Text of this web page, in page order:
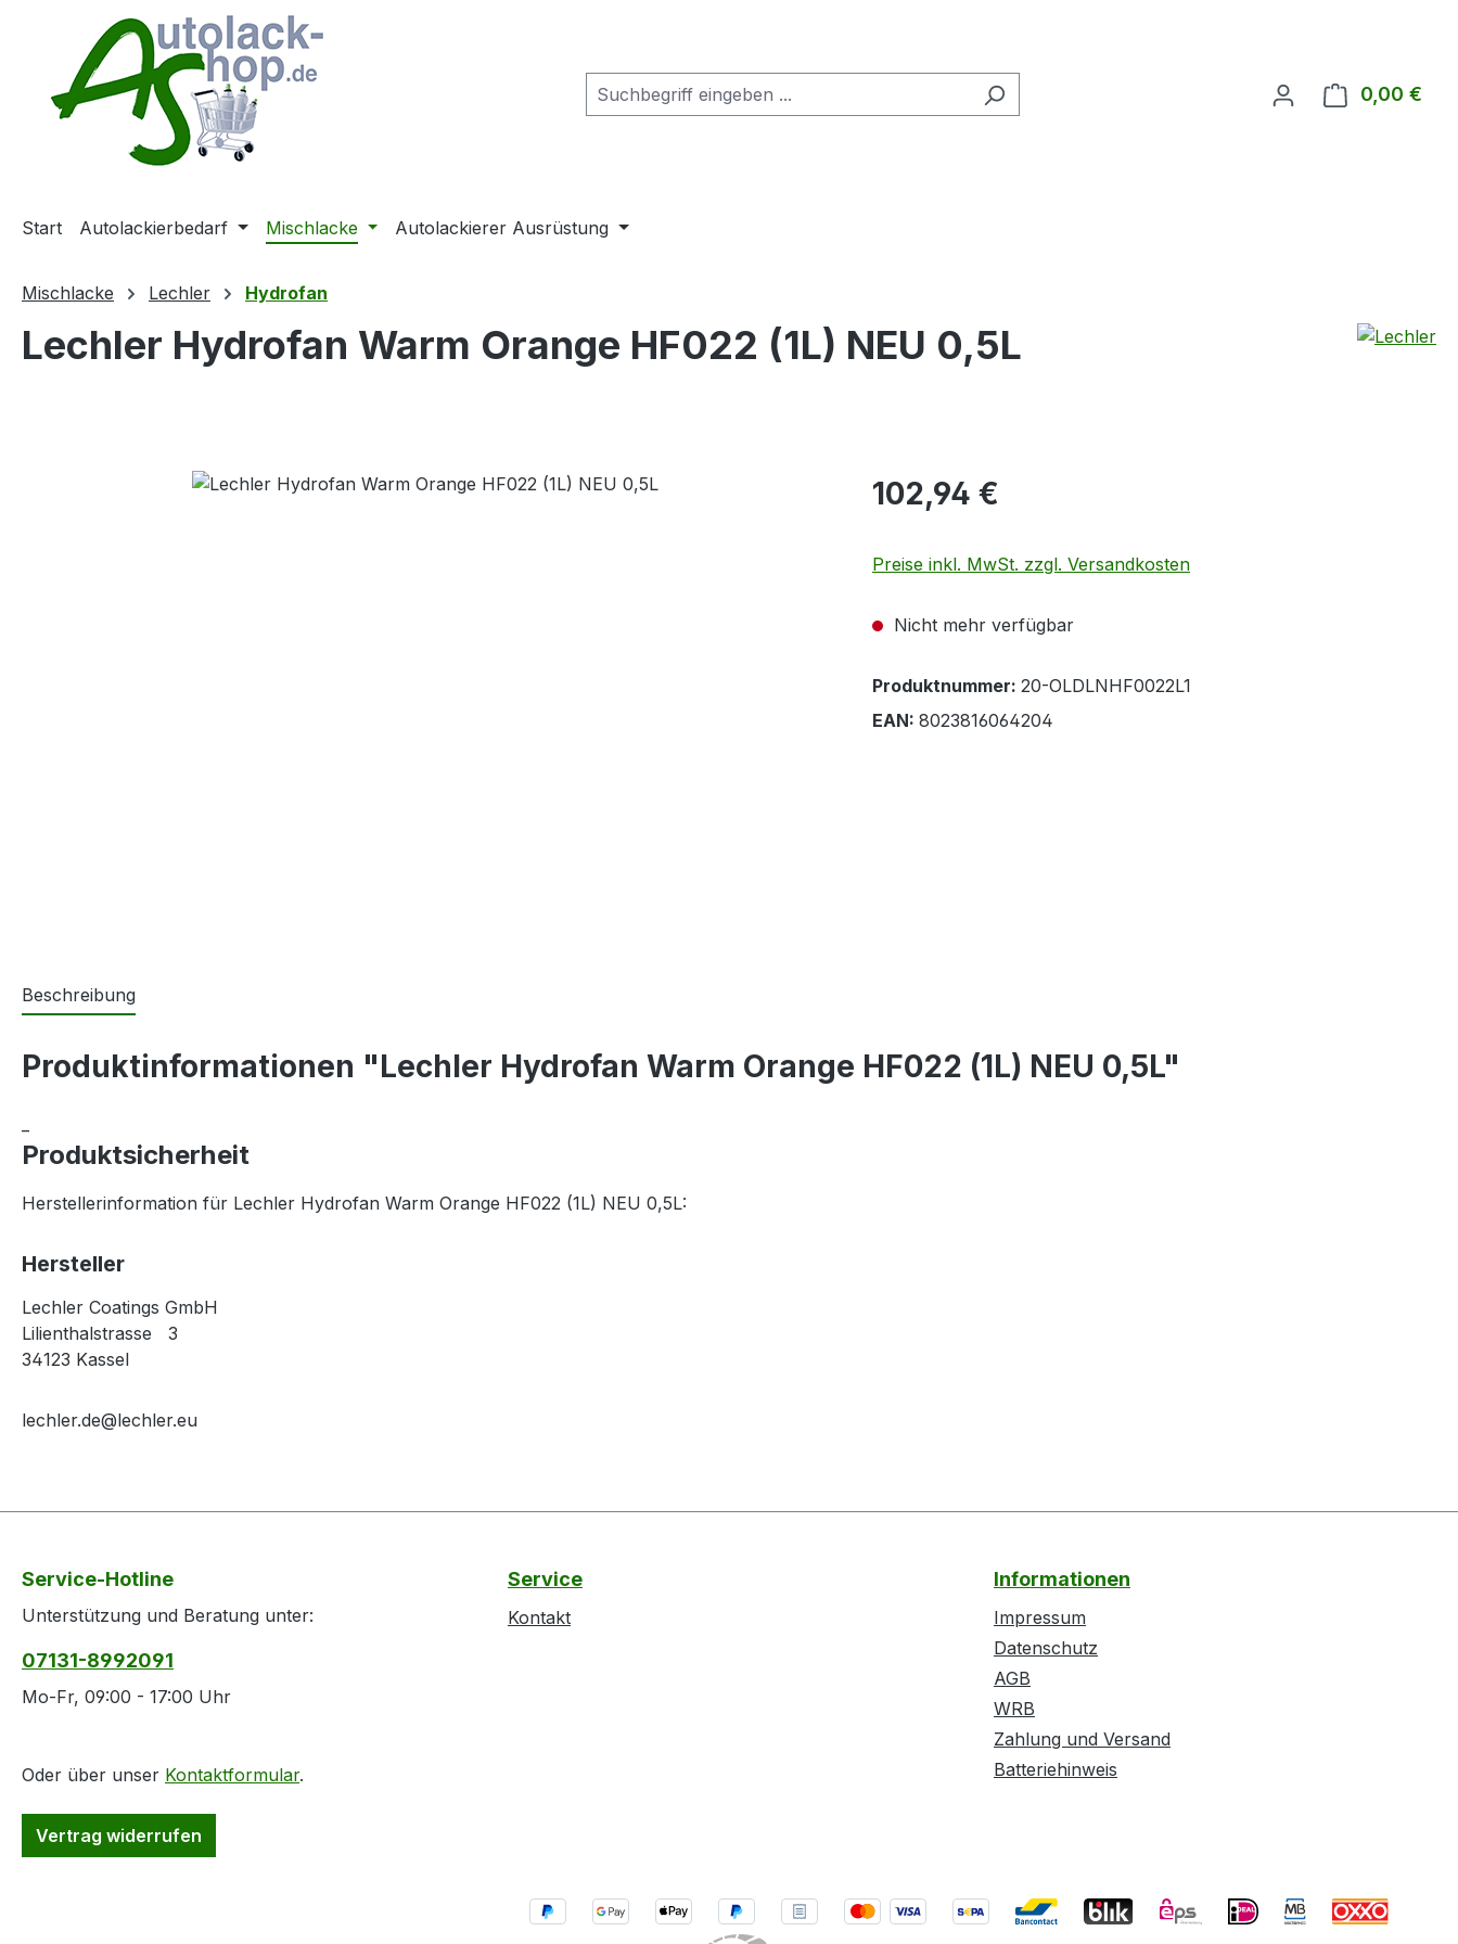
Hauptinhalt springen
Zur Suche springen
Zur Hauptnavigation springen
0,00 €
Start Autolackierbedarf Mischlacke Autolackierer Ausrüstung
Mischlacke Lechler Hydrofan
Lechler Hydrofan Warm Orange HF022 (1L) NEU 0,5L
Bildergalerie überspringen Regulärer Preis:
102,94 €
Preise inkl. MwSt. zzgl. Versandkosten
Nicht mehr verfügbar
Produktnummer: 20-OLDLNHF0022L1
EAN: 8023816064204
Beschreibung
Produktinformationen "Lechler Hydrofan Warm Orange HF022 (1L) NEU 0,5L"
Produktsicherheit
Herstellerinformation für Lechler Hydrofan Warm Orange HF022 (1L) NEU 0,5L:
Hersteller
Lechler Coatings GmbH
Lilienthalstrasse 3
34123 Kassel
lechler.de@lechler.eu
Service-Hotline
Unterstützung und Beratung unter:
07131-8992091
Mo-Fr, 09:00 - 17:00 Uhr
Oder über unser Kontaktformular.
Vertrag widerrufen
Service
Kontakt
Informationen
Impressum
Datenschutz
AGB
WRB
Zahlung und Versand
Batteriehinweis